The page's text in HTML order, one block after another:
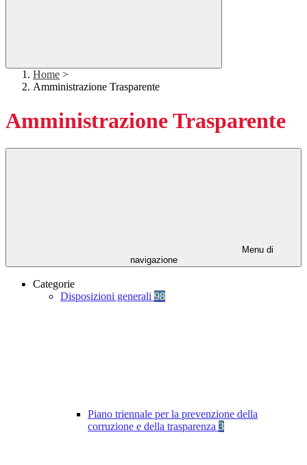
Home >
Amministrazione Trasparente
Amministrazione Trasparente
Menu di
navigazione
Categorie
Disposizioni generali 98
Piano triennale per la prevenzione della
corruzione e della trasparenza 3